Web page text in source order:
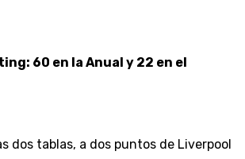
60 en la Anual y 22 en el
dos tablas, a dos puntos de Liverpool